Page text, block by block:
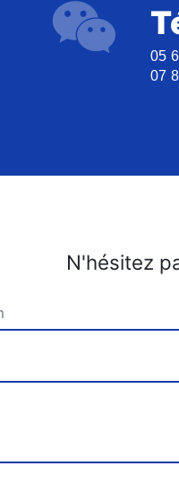
05
07
N'hésitez